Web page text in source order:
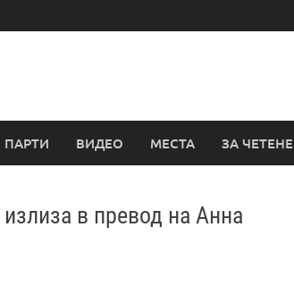
ПАРТИ ВИДЕО МЕСТА ЗА ЧЕТЕНЕ
в превод на Анна